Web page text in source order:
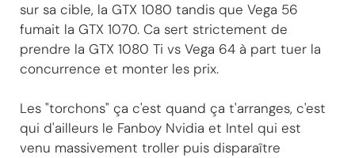
sur sa cible, la GTX 1080 tandis que Vega 56
fumait la GTX 1070. Ca sert strictement de
prendre la GTX 1080 Ti vs Vega 64 à part tuer la
concurrence et monter les prix.
Les "torchons" ça c'est quand ça t'arranges, c'est
qui d'ailleurs le Fanboy Nvidia et Intel qui est
venu massivement troller puis disparaître